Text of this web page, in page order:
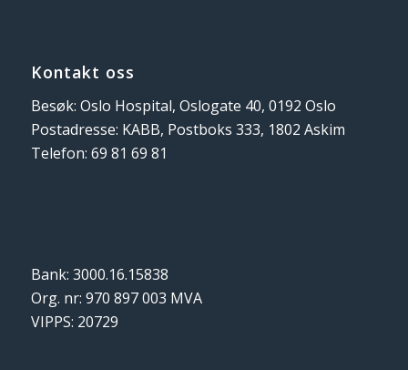
Kontakt oss
Besøk: Oslo Hospital, Oslogate 40, 0192 Oslo
Postadresse: KABB, Postboks 333, 1802 Askim
Telefon: 69 81 69 81
Bank: 3000.16.15838
Org. nr: 970 897 003 MVA
VIPPS: 20729